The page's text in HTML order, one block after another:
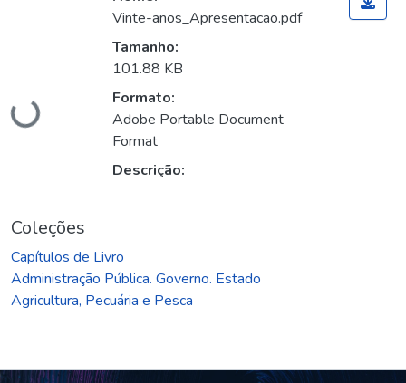
Carregando...
Vinte-anos_Apresentacao.pdf
Tamanho:
101.88 KB
Formato:
Adobe Portable Document
Format
Descrição:
Coleções
Capítulos de Livro
Administração Pública. Governo. Estado
Agricultura, Pecuária e Pesca